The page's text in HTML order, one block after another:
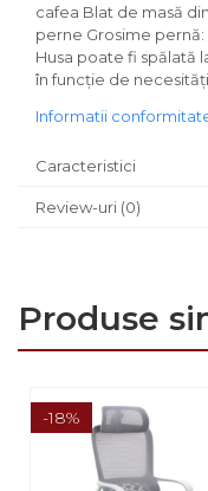
cafea Blat de masă
perne Grosime
Husa poate fi spălată
în funcţie de
Informatii
Caracteristici
Review-uri (0)
Produse
-18%